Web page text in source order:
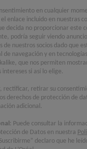
piel hidratada y
Vichy Neovadiol
pieles normales a
el
de hidratación,
Vichy Complejo
en cualquier
enlace incluido en nuestras
decida no proporcionar este
podría seguir viendo
de nuestros socios dado que
de navegación y en
que nos permiten
si así lo elige.
rectificar, retirar su
derechos de protección de
adicional.
: Puede consultar la
de Datos en nuestra
declaro que he